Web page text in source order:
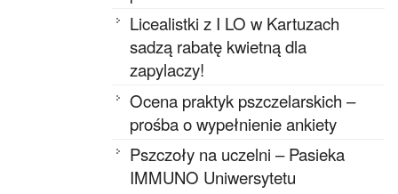
Licealistki z I LO w Kartuzach
sadzą rabatę kwietną dla
zapylaczy!
Ocena praktyk pszczelarskich –
prośba o wypełnienie ankiety
Pszczoły na uczelni – Pasieka
IMMUNO Uniwersytetu